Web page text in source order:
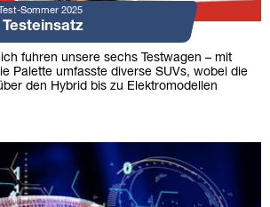
Sommer 2025
fuhren unsere sechs Testwagen – mit
Palette umfasste diverse SUVs, wobei die
den Hybrid bis zu Elektromodellen